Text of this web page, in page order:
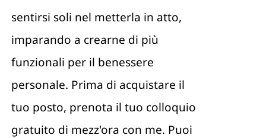
sentirsi soli nel metterla in atto,
imparando a crearne di più
funzionali per il benessere
personale. Prima di acquistare il
tuo posto, prenota il tuo colloquio
gratuito di mezz'ora con me. Puoi